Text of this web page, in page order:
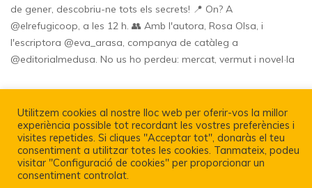
Política De Privacitat I Avís Legal
Utilitzem cookies al nostre lloc web per oferir-vos la millor
experiència possible tot recordant les vostres preferències i
visites repetides. Si cliques "Acceptar tot", donaràs el teu
consentiment a utilitzar totes les cookies. Tanmateix, podeu
visitar "Configuració de cookies" per proporcionar un
consentiment controlat.